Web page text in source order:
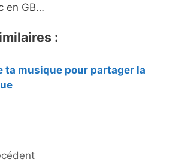
en GB…
:
ta musique pour partager la